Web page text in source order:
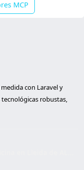
MCP
con Laravel y
robustas,